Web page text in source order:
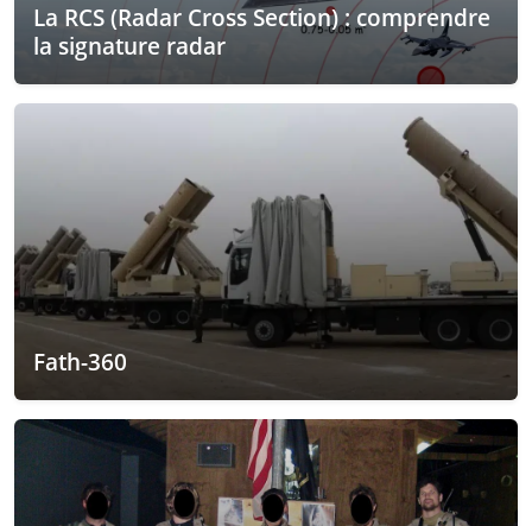
La RCS (Radar Cross Section) : comprendre
la signature radar
Fath-360